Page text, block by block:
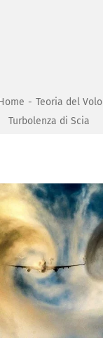
- Teoria del Volo
Turbolenza di Scia